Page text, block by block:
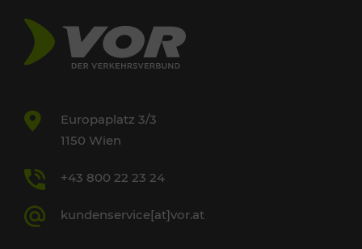
Europaplatz 3/3
1150 Wien
+43 800 22 23 24
kundenservice[at]vor.at